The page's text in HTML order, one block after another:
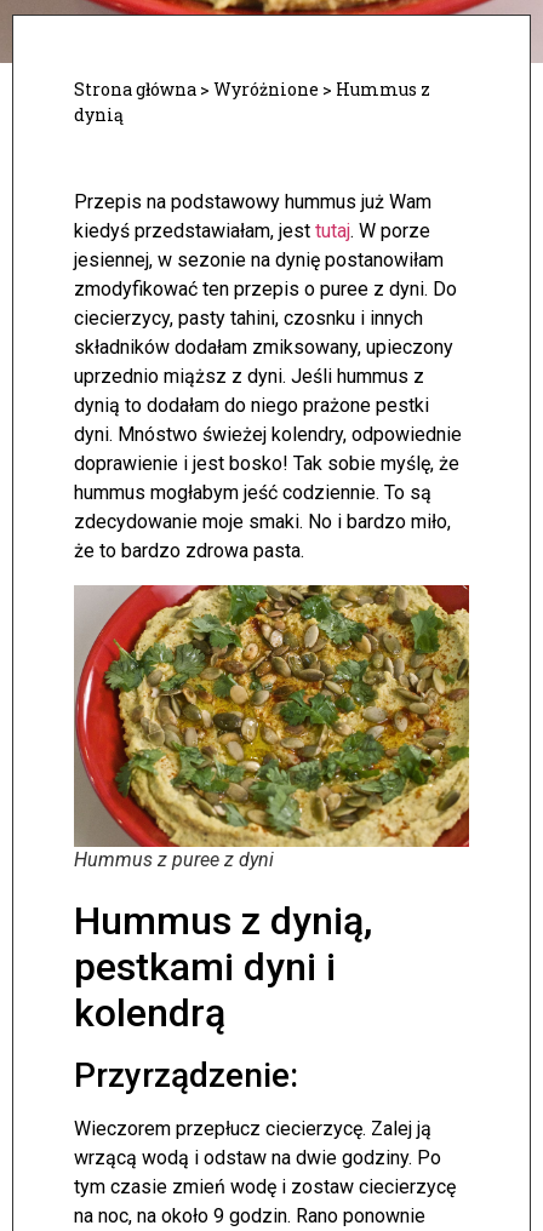
Strona główna > Wyróżnione > Hummus z
dynią
Przepis na podstawowy hummus już Wam
kiedyś przedstawiałam, jest tutaj. W porze
jesiennej, w sezonie na dynię postanowiłam
zmodyfikować ten przepis o puree z dyni. Do
ciecierzycy, pasty tahini, czosnku i innych
składników dodałam zmiksowany, upieczony
uprzednio miąższ z dyni. Jeśli hummus z
dynią to dodałam do niego prażone pestki
dyni. Mnóstwo świeżej kolendry, odpowiednie
doprawienie i jest bosko! Tak sobie myślę, że
hummus mogłabym jeść codziennie. To są
zdecydowanie moje smaki. No i bardzo miło,
że to bardzo zdrowa pasta.
Hummus z puree z dyni
Hummus z dynią,
pestkami dyni i
kolendrą
Przyrządzenie:
Wieczorem przepłucz ciecierzycę. Zalej ją
wrzącą wodą i odstaw na dwie godziny. Po
tym czasie zmień wodę i zostaw ciecierzycę
na noc, na około 9 godzin. Rano ponownie